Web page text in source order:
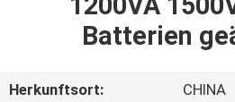
PRODUKTE
ÜBER
Batterien
Herkunftsort:
CHINA